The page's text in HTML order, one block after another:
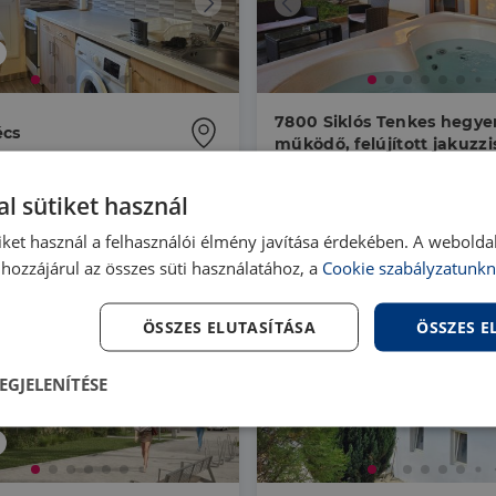
000 Ft
7800 Siklós Tenkes
működő, felújított
sütiket használ
használ a felhasználói élmény javítása érdekében. A
az összes süti használatához, a Cookie
ÖSSZES
ÖSSZES ELUTASÍTÁSA
Teljesítmény Célzás